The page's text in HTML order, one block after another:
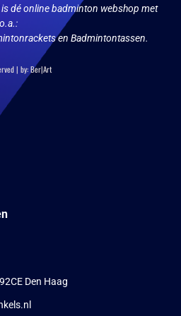
dé online badminton webshop met
en Badmintontassen.
| by:Ber|Art
Den Haag